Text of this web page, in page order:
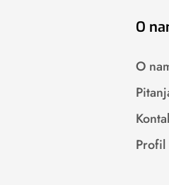
O
O
Profil